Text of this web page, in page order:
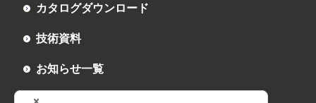
カタログダウンロード
技術資料
お知らせ一覧
お問い合わせ